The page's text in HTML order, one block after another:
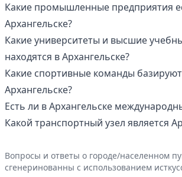
Какие промышленные предприятия
Архангельске?
Какие университеты и высшие
находятся в Архангельске?
Какие спортивные команды
Архангельске?
Есть ли в Архангельске
Какой транспортный узел является
Вопросы и ответы о городе/населенном
сгенеринованны с использованием